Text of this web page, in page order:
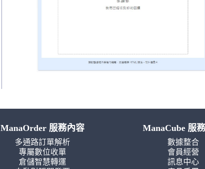
ManaOrder 服務內容
多通路訂單解析
專屬數位收單
倉儲智慧轉運
ManaCube 服
數據整合
會員經營
訊息中心